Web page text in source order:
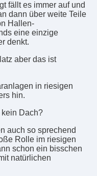
fällt es immer auf und
dann über weite Teile
Hallen-
eine einzige
denkt.
aber das ist
in riesigen
hin.
Dach?
auch so sprechend
Rolle im riesigen
schon ein bisschen
natürlichen